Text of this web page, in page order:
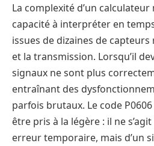
La complexité d’un
capacité à interpréter en
issues de dizaines de
et la transmission. Lorsqu’il
signaux ne sont plus
entraînant des
parfois brutaux. Le code
être pris à la légère : il ne
erreur temporaire, mais d’un